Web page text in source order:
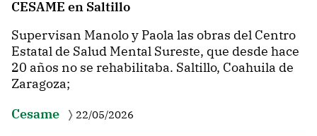
CESAME en Saltillo
Supervisan Manolo y Paola las obras del Centro
Estatal de Salud Mental Sureste, que desde hace
20 años no se rehabilitaba. Saltillo, Coahuila de
Zaragoza;
Cesame
22/05/2026